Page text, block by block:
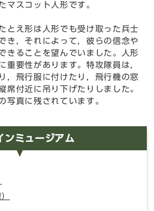
マスコット人形です。
とえ形は人形でも受け取った兵士
き，それによって，彼らの信念や
きることを望んでいました。人形
重要性があります。特攻隊員は，
，飛行服に付けたり，飛行機の窓
席付近に吊り下げたりしました。
写真に残されています。
ンミュージアム